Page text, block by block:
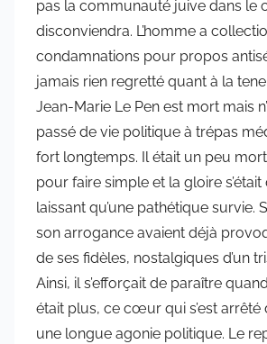
m
i
n
6
5
7
4
pas la communauté juive dans le
disconviendra. L’homme a
condamnations pour propos
jamais rien regretté quant à la
Jean-Marie Le Pen est mort mais
passé de vie politique à trépas
fort longtemps. Il était un peu
pour faire simple et la gloire
laissant qu’une pathétique survie.
son arrogance avaient déjà
de ses fidèles, nostalgiques d’un
Ainsi, il s’efforçait de paraître
était plus, ce cœur qui s’est arrêté
une longue agonie politique. Le